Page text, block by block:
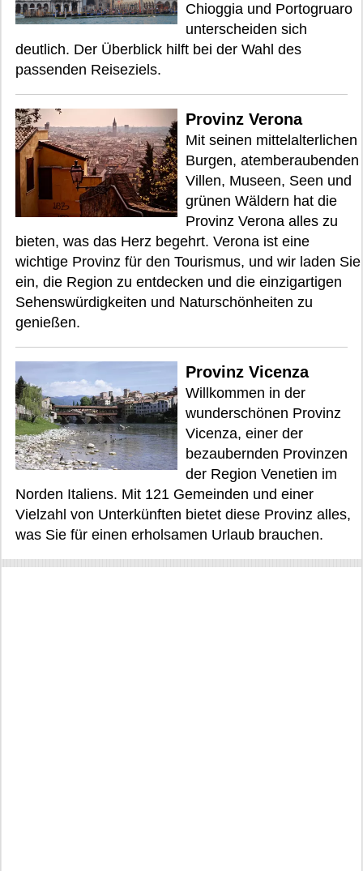
Chioggia und Portogruaro
unterscheiden sich
deutlich. Der Überblick hilft bei der Wahl des
passenden Reiseziels.
Provinz Verona
Mit seinen mittelalterlichen
Burgen, atemberaubenden
Villen, Museen, Seen und
grünen Wäldern hat die
Provinz Verona alles zu
bieten, was das Herz begehrt. Verona ist eine
wichtige Provinz für den Tourismus, und wir laden Sie
ein, die Region zu entdecken und die einzigartigen
Sehenswürdigkeiten und Naturschönheiten zu
genießen.
Provinz Vicenza
Willkommen in der
wunderschönen Provinz
Vicenza, einer der
bezaubernden Provinzen
der Region Venetien im
Norden Italiens. Mit 121 Gemeinden und einer
Vielzahl von Unterkünften bietet diese Provinz alles,
was Sie für einen erholsamen Urlaub brauchen.